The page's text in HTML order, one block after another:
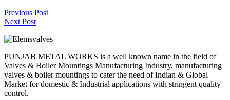
Previous Post
Next Post
PUNJAB METAL WORKS is a well known name in the field of
Valves & Boiler Mountings Manufacturing Industry, manufacturing
valves & boiler mountings to cater the need of Indian & Global
Market for domestic & Industrial applications with stringent quality
control.